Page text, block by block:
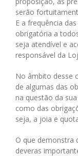
serão
E a frequência
obrigatória a
seja atendível e
responsável da
No âmbito desse
de algumas das
na questão da
como das
seja, a joia e
O que demonstra
deveras